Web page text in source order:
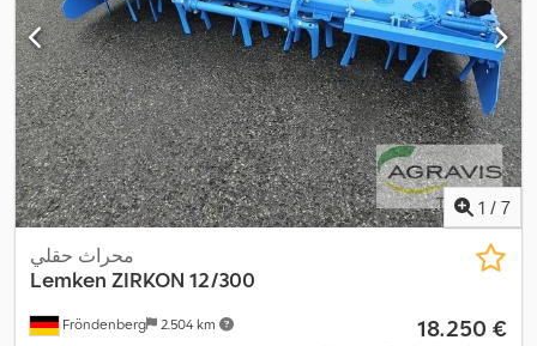
1 / 7
Fröndenberg 2.504 km
محراث حقلي
Lemken ZIRKON 12/300
‏18.250 €